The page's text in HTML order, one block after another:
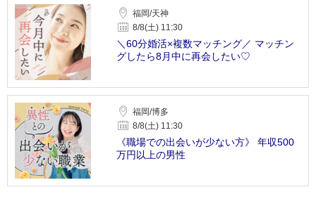
福岡/天神
8/8(土) 11:30
＼60分婚活×複数マッチング／ マッチン
グしたら8月中に再会したい♡
福岡/博多
8/8(土) 11:30
《職場での出会いが少ない方》 年収500
万円以上の男性